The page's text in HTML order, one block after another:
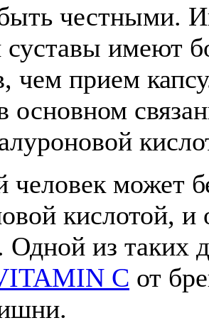
честными.
имеют
чем прием
основном
человек может
кислотой,
Одной из таких
C от